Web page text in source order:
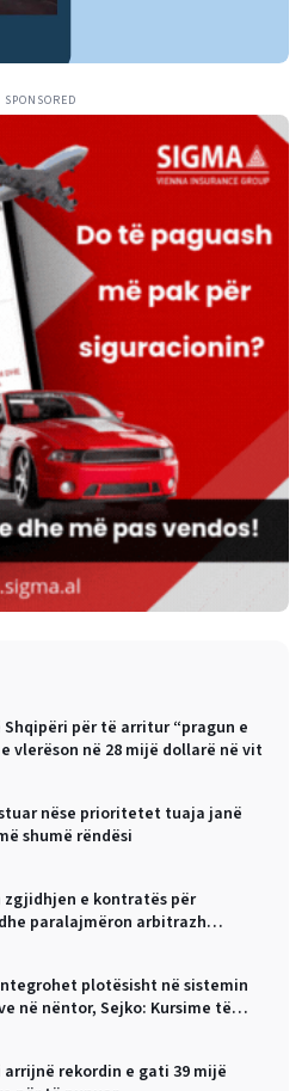
SPONSORED
për të arritur “pragun e
vlerëson në 28 mijë dollarë në vit
nëse prioritetet tuaja janë
shumë rëndësi
zgjidhjen e kontratës për
paralajmëron arbitrazh
plotësisht në sistemin
në nëntor, Sejko: Kursime të
bizneset
rekordin e gati 39 mijë